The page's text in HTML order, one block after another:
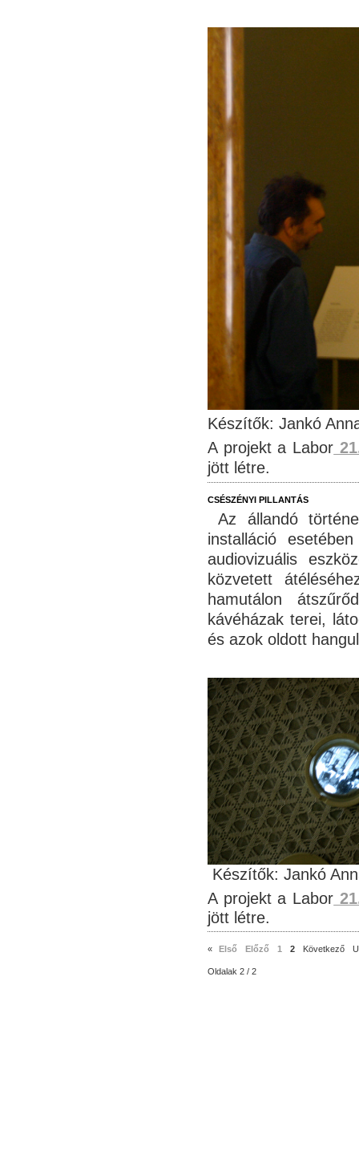
Készítők: Jankó
A projekt a Labor
jött létre.
CSÉSZÉNYI PILLANTÁS
Az állandó
installáció
audiovizuális
közvetett
hamutálon
kávéházak terei,
és azok oldott
Készítők: Jankó
A projekt a Labor
jött létre.
« Első Előző 1 2 Következő
Oldalak 2 / 2